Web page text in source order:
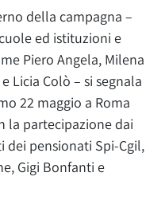
della campagna –
ed istituzioni e
Piero Angela, Milena
Licia Colò – si segnala
22 maggio a Roma
la partecipazione dai
dei pensionati Spi-Cgil,
Gigi Bonfanti e